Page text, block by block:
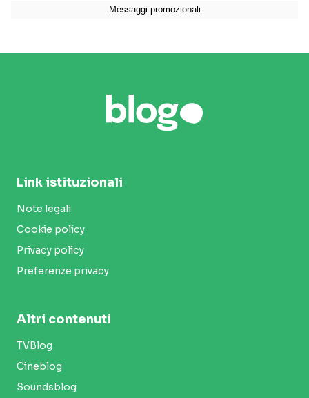
Link istituzionali
Note legali
Cookie policy
Privacy policy
Preferenze privacy
Altri contenuti
TVBlog
Cineblog
Soundsblog